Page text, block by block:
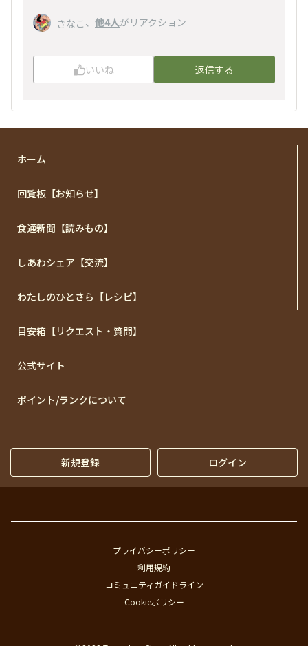
きなこ 、 他4人がリアクション
いいね 返信する
ホーム
回覧板【お知らせ】
食通新聞【読みもの】
しあわシェア【交流】
わたしのひとさら【レシピ】
目安箱【リクエスト・質問】
公式サイト
ポイント/ランクについて
新規登録 ログイン
プライバシーポリシー
利用規約
コミュニティガイドライン
Cookieポリシー